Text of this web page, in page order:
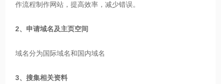
作流程制作网站，提高效率，减少错误。
2、申请域名及主页空间
域名分为国际域名和国内域名
3、搜集相关资料